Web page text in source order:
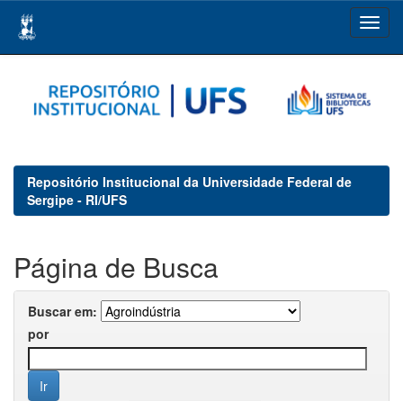
navigation
Repositório Institucional da Universidade Federal de
Sergipe - RI/UFS
Página de Busca
Buscar em:
por